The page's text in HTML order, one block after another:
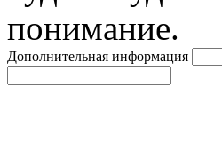
понимание.
Дополнительная информация